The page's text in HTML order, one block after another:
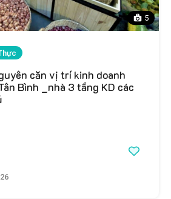
5
căn vị trí kinh doanh
Bình _nhà 3 tầng KD các